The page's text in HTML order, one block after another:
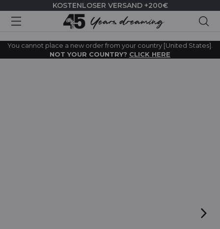
KOSTENLOSER VERSAND +200€
You cannot place a new order from your country [United States].
NOT YOUR COUNTRY? CLICK HERE